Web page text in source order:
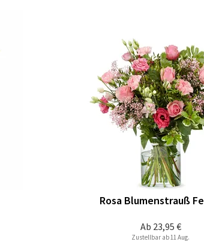
Ab 23,95 €
Rosa Blumenstrauß
Zustellbar ab 11 Aug.